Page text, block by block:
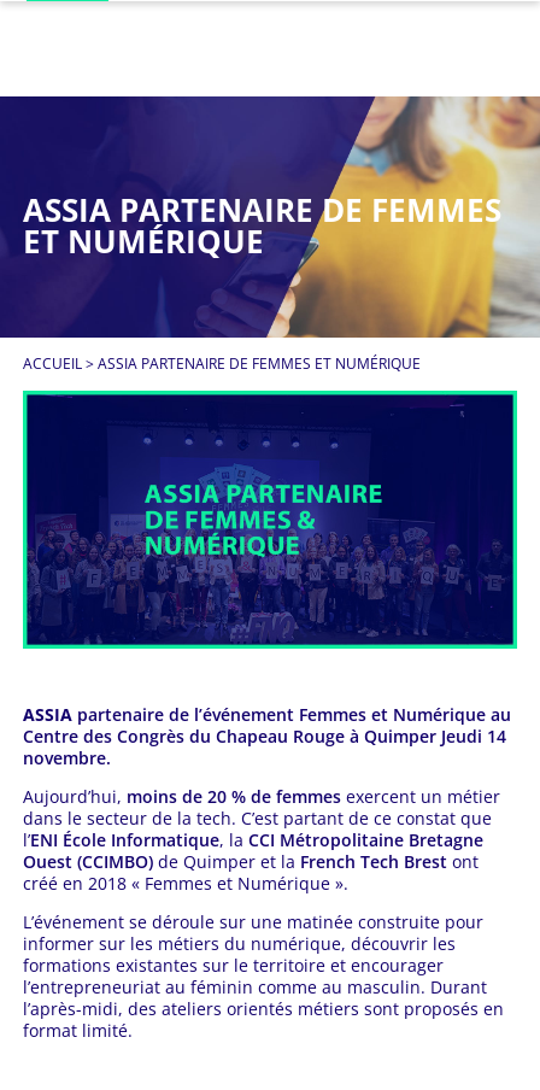
ASSIA PARTENAIRE DE FEMMES
ET NUMÉRIQUE
ACCUEIL>ASSIA PARTENAIRE DE FEMMES ET NUMÉRIQUE
ASSIApartenaire de l’événement Femmes et Numérique au
Centre des Congrès du Chapeau Rouge à Quimper Jeudi 14
novembre.
Aujourd’hui, moins de 20 % de femmesexercent un métier
dans le secteur de la tech. C’est partant de ce constat que
l’ENI École Informatique, la CCI Métropolitaine Bretagne
Ouest (CCIMBO)de Quimper et la French Tech Brestont
créé en 2018 « Femmes et Numérique ».
L’événement se déroule sur une matinée construite pour
informer sur les métiers du numérique, découvrir les
formations existantes sur le territoire et encourager
l’entrepreneuriat au féminin comme au masculin. Durant
l’après-midi, des ateliers orientés métiers sont proposés en
format limité.